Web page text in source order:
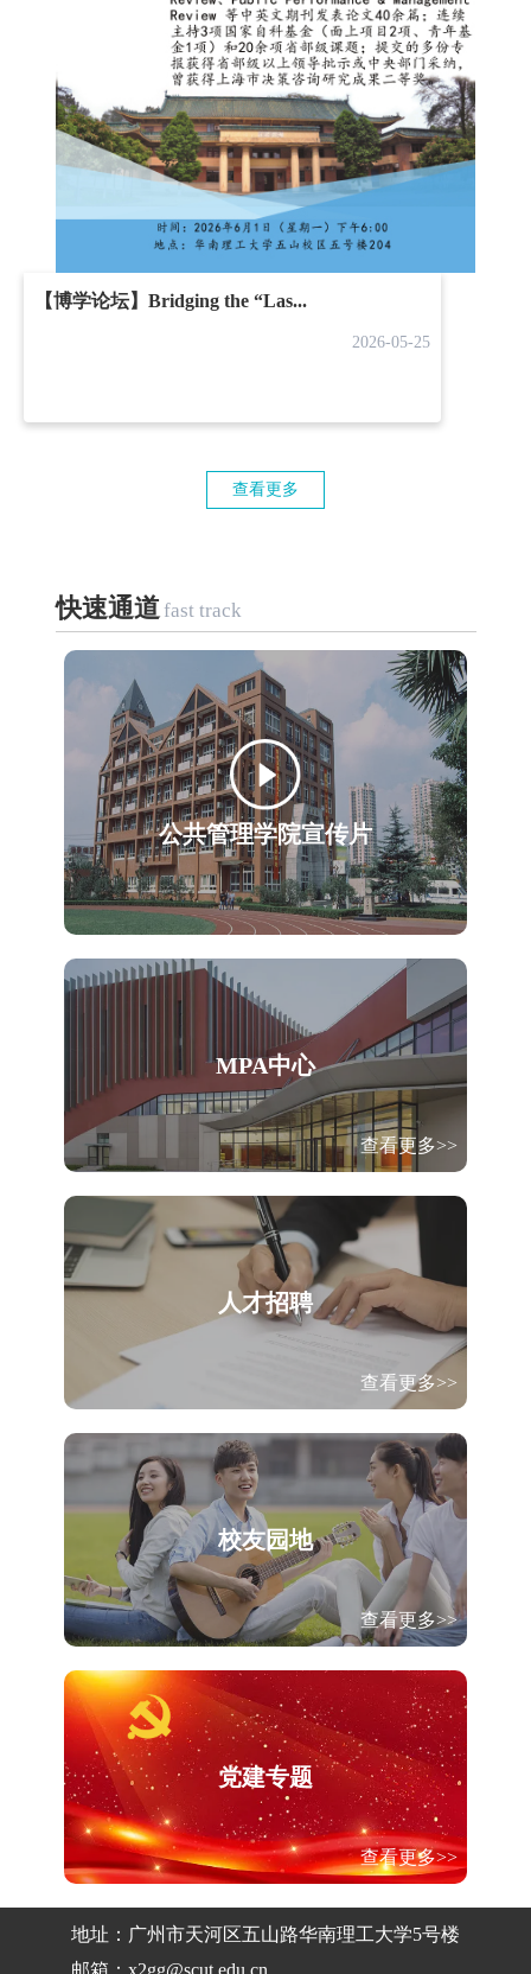
【博学论坛】Bridging the “Las...
2026-05-25
查看更多
快速通道 fast track
公共管理学院宣传片
MPA中心
查看更多>>
人才招聘
查看更多>>
校友园地
查看更多>>
党建专题
查看更多>>
地址：广州市天河区五山路华南理工大学5号楼